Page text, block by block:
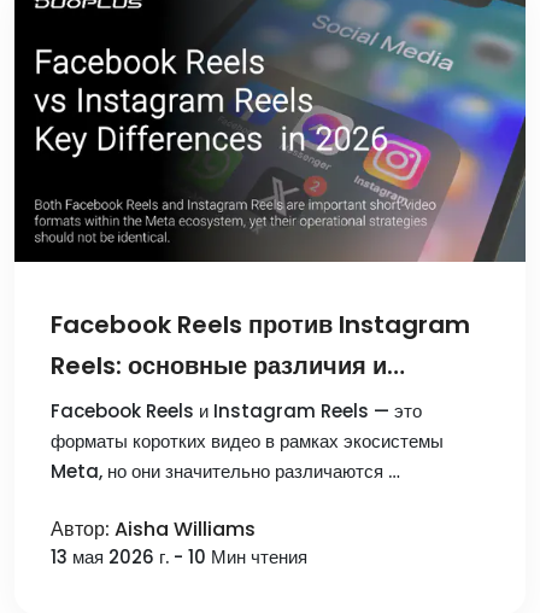
Facebook Reels против Instagram
Reels: основные различия и
контент-стратегия в 2026 году
Facebook Reels и Instagram Reels — это
форматы коротких видео в рамках экосистемы
Meta, но они значительно различаются …
Автор: Aisha Williams
13 мая 2026 г. - 10 Мин чтения